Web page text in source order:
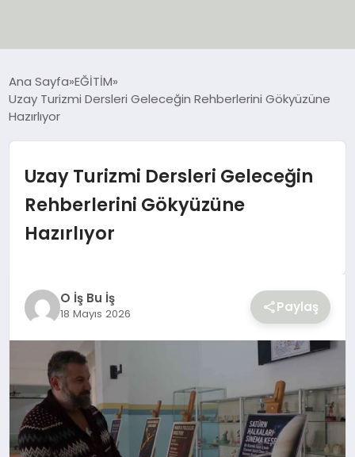
EKONOMİ
SIYASET
SPOR
Ana Sayfa EĞİTİM
Uzay Turizmi Dersleri Geleceğin Rehberlerini Gökyüzüne
Hazırlıyor
Uzay Turizmi Dersleri Geleceğin
Rehberlerini Gökyüzüne
Hazırlıyor
O İş Bu İş
18 Mayıs 2026 Paylaş